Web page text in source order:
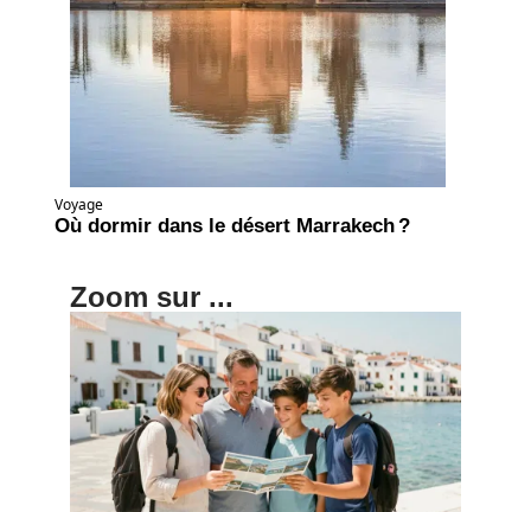
Voyage
Où dormir dans le désert Marrakech ?
Zoom sur ...